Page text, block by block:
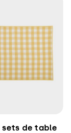
sets de table